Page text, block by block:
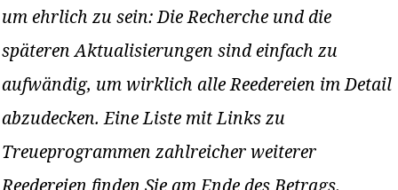
um ehrlich zu sein: Die Recherche und die
späteren Aktualisierungen sind einfach zu
aufwändig, um wirklich alle Reedereien im Detail
abzudecken. Eine Liste mit Links zu
Treueprogrammen zahlreicher weiterer
Reedereien finden Sie am Ende des Betrags.